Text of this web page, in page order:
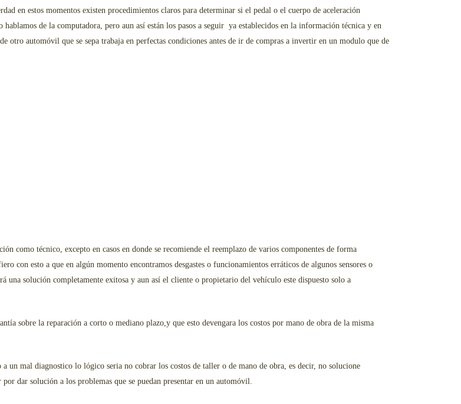
en estos momentos existen procedimientos claros para determinar si el pedal o el cuerpo de aceleración
de la computadora, pero aun así están los pasos a seguir ya establecidos en la información técnica y en
otro automóvil que se sepa trabaja en perfectas condiciones antes de ir de compras a invertir en un modulo que de
como técnico, excepto en casos en donde se recomiende el reemplazo de varios componentes de forma
con esto a que en algún momento encontramos desgastes o funcionamientos erráticos de algunos sensores o
una solución completamente exitosa y aun así el cliente o propietario del vehículo este dispuesto solo a
sobre la reparación a corto o mediano plazo,y que esto devengara los costos por mano de obra de la misma
un mal diagnostico lo lógico seria no cobrar los costos de taller o de mano de obra, es decir, no solucione
dar solución a los problemas que se puedan presentar en un automóvil.